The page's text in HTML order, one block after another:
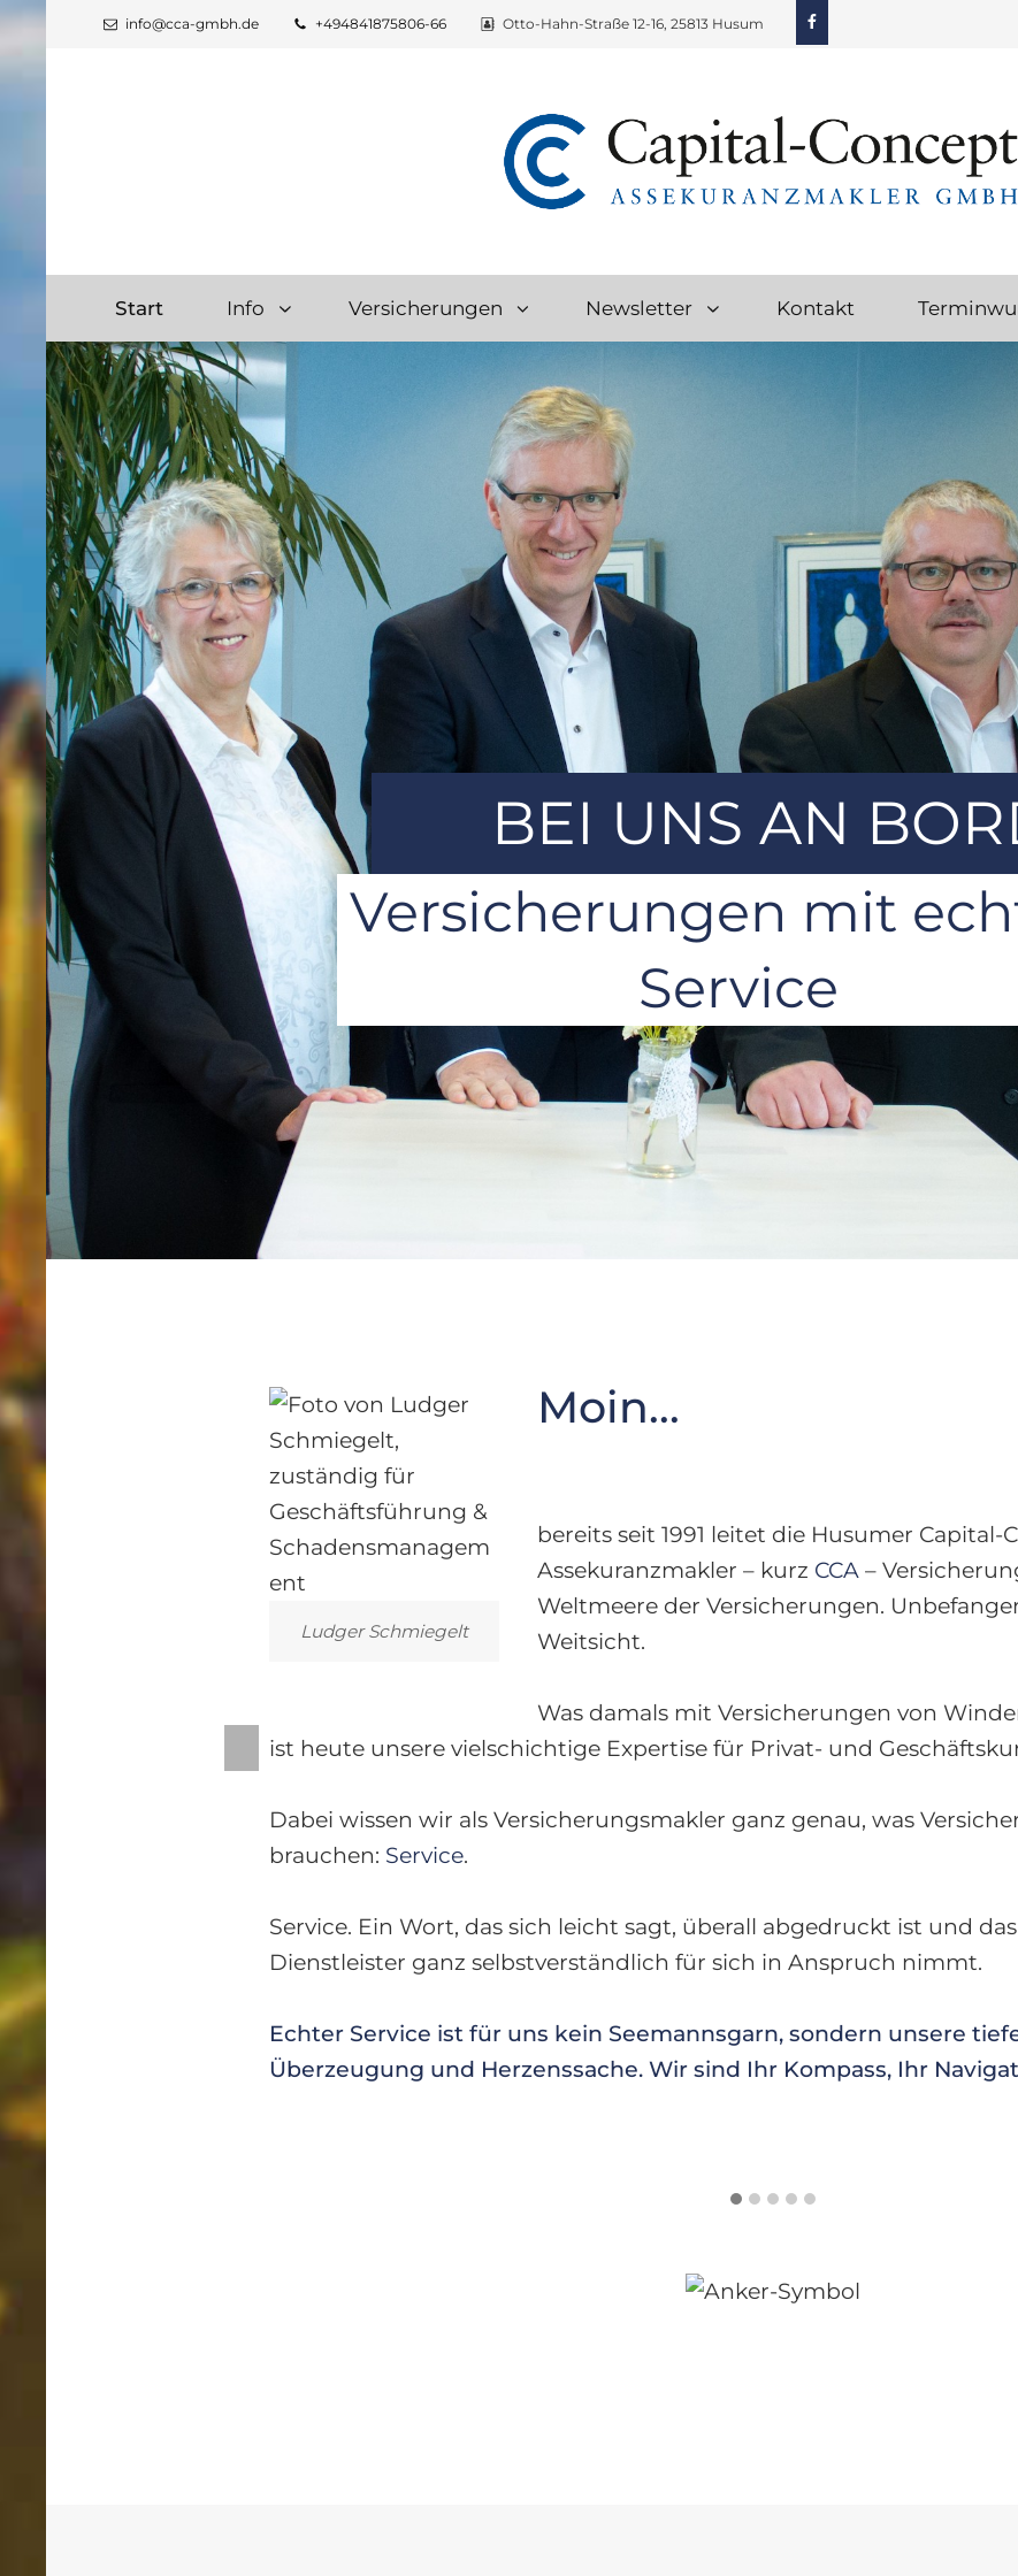
info@cca-gmbh.de +494841875806-66 Otto-Hahn-Straße 12-16, 25813 Husum Facebook
CAPITAL-CONCEPT ASSEKURANZ
Versicherungen Mit Echtem Service
Start Info Versicherungen Newsletter Kontakt
BEI UNS AN
Versicherungen mit
Service
Ludger Schmiegelt
Moin...
bereits seit 1991 leitet die Husumer Capital-
Assekuranzmakler – kurz CCA –
Weltmeere der Versicherungen.
Weitsicht.
Was damals mit Versicherungen von
ist heute unsere vielschichtige Expertise für Privat- und
Dabei wissen wir als Versicherungsmakler ganz genau, was
brauchen: Service.
Service. Ein Wort, das sich leicht sagt, überall abgedruckt ist und
Dienstleister ganz selbstverständlich für sich in Anspruch nimmt.
Echter Service ist für uns kein Seemannsgarn, sondern unsere
Überzeugung und Herzenssache. Wir sind Ihr Kompass, Ihr
R